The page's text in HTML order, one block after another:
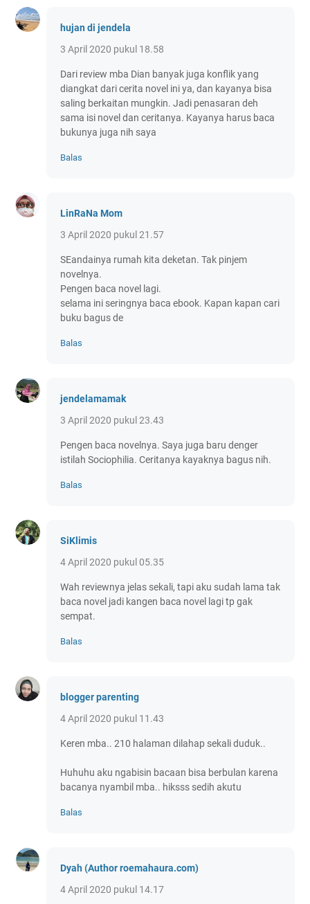
hujan di jendela
3 April 2020 pukul 18.58
Dari review mba Dian banyak juga konflik yang
diangkat dari cerita novel ini ya, dan kayanya bisa
saling berkaitan mungkin. Jadi penasaran deh
sama isi novel dan ceritanya. Kayanya harus baca
bukunya juga nih saya
Balas
LinRaNa Mom
3 April 2020 pukul 21.57
SEandainya rumah kita deketan. Tak pinjem
novelnya.
Pengen baca novel lagi.
selama ini seringnya baca ebook. Kapan kapan cari
buku bagus de
Balas
jendelamamak
3 April 2020 pukul 23.43
Pengen baca novelnya. Saya juga baru denger
istilah Sociophilia. Ceritanya kayaknya bagus nih.
Balas
SiKlimis
4 April 2020 pukul 05.35
Wah reviewnya jelas sekali, tapi aku sudah lama tak
baca novel jadi kangen baca novel lagi tp gak
sempat.
Balas
blogger parenting
4 April 2020 pukul 11.43
Keren mba.. 210 halaman dilahap sekali duduk..
Huhuhu aku ngabisin bacaan bisa berbulan karena
bacanya nyambil mba.. hiksss sedih akutu
Balas
Dyah (Author roemahaura.com)
4 April 2020 pukul 14.17